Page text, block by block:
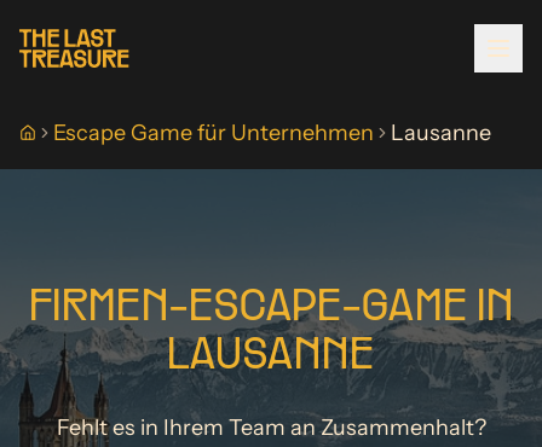
FRANÇAISENGLISHDEUTSCH
Startseite
Escape Game für Unternehmen Lausanne
FIRMEN-ESCAPE-GAME IN
LAUSANNE
Fehlt es in Ihrem Team an Zusammenhalt?